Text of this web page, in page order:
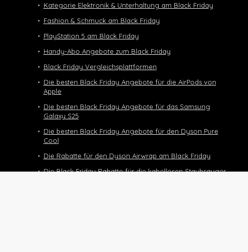
Kategorie Elektronik & Unterhaltung am Black Friday
Fashion & Schmuck am Black Friday
PlayStation 5 am Black Friday
Handy-Abo Angebote zum Black Friday
Black Friday Vergleichsplattformen
Die besten Black Friday Angebote für die AirPods von
Apple
Die besten Black Friday Angebote für das Samsung
Galaxy S25
Die besten Black Friday Angebote für den Dyson Pure
Cool
Die Rabatte für den Dyson Airwrap am Black Friday
Die Black Friday Rabatte für die kabellosen Staubsauger